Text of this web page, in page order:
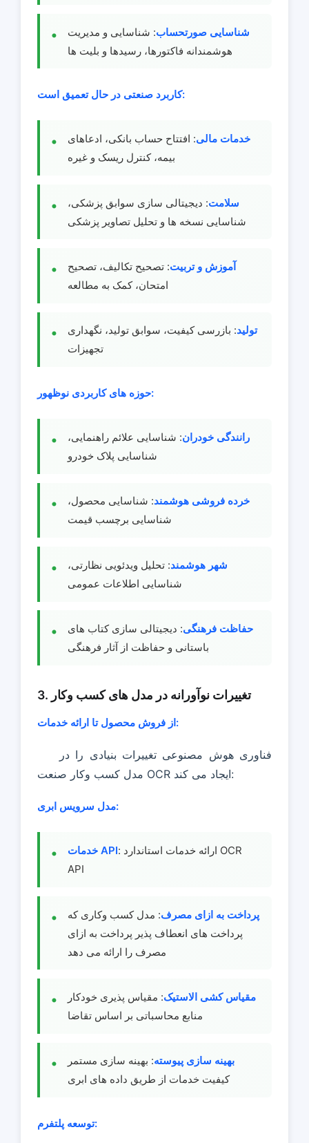
شناسایی صورتحساب: شناسایی و مدیریت
هوشمندانه فاکتورها، رسیدها و بلیت ها
کاربرد صنعتی در حال تعمیق است:
خدمات مالی: افتتاح حساب بانکی، ادعاهای
بیمه، کنترل ریسک و غیره
سلامت: دیجیتالی سازی سوابق پزشکی،
شناسایی نسخه ها و تحلیل تصاویر پزشکی
آموزش و تربیت: تصحیح تکالیف، تصحیح
امتحان، کمک به مطالعه
تولید: بازرسی کیفیت، سوابق تولید، نگهداری
تجهیزات
حوزه های کاربردی نوظهور:
رانندگی خودران: شناسایی علائم راهنمایی،
شناسایی پلاک خودرو
خرده فروشی هوشمند: شناسایی محصول،
شناسایی برچسب قیمت
شهر هوشمند: تحلیل ویدئویی نظارتی،
شناسایی اطلاعات عمومی
حفاظت فرهنگی: دیجیتالی سازی کتاب های
باستانی و حفاظت از آثار فرهنگی
3. تغییرات نوآورانه در مدل های کسب وکار
از فروش محصول تا ارائه خدمات:
فناوری هوش مصنوعی تغییرات بنیادی را در
مدل کسب وکار صنعت OCR ایجاد می کند:
مدل سرویس ابری:
خدمات API: ارائه خدمات استاندارد OCR
API
پرداخت به ازای مصرف: مدل کسب وکاری که
پرداخت های انعطاف پذیر پرداخت به ازای
مصرف را ارائه می دهد
مقیاس کشی الاستیک: مقیاس پذیری خودکار
منابع محاسباتی بر اساس تقاضا
بهینه سازی پیوسته: بهینه سازی مستمر
کیفیت خدمات از طریق داده های ابری
توسعه پلتفرم: